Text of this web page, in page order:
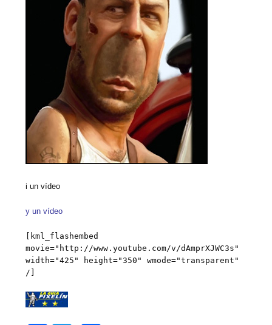
i un vídeo
y un vídeo
[kml_flashembed
movie="http://www.youtube.com/v/dAmprXJWC3s"
width="425" height="350" wmode="transparent"
/]